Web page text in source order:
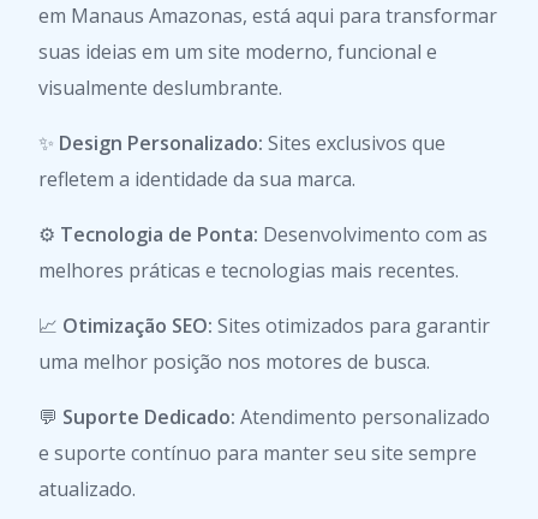
em Manaus Amazonas, está aqui para transformar
suas ideias em um site moderno, funcional e
visualmente deslumbrante.
✨ Design Personalizado: Sites exclusivos que
refletem a identidade da sua marca.
⚙️ Tecnologia de Ponta: Desenvolvimento com as
melhores práticas e tecnologias mais recentes.
📈 Otimização SEO: Sites otimizados para garantir
uma melhor posição nos motores de busca.
💬 Suporte Dedicado: Atendimento personalizado
e suporte contínuo para manter seu site sempre
atualizado.